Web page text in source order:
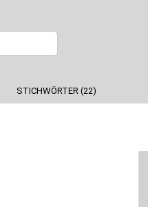
STICHWÖRTER (22)